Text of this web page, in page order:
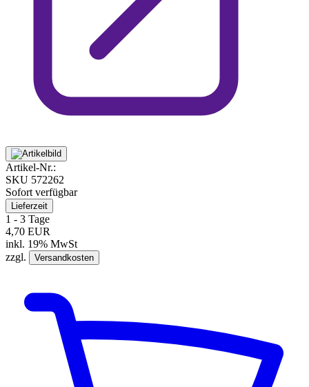
Artikel-Nr.:
SKU 572262
Sofort verfügbar
Lieferzeit
1 - 3 Tage
4,70 EUR
inkl. 19% MwSt
zzgl.
Versandkosten